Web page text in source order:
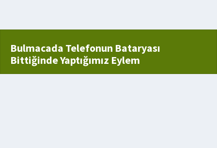
Bulmacada Telefonun Bataryası
Bittiğinde Yaptığımız Eylem